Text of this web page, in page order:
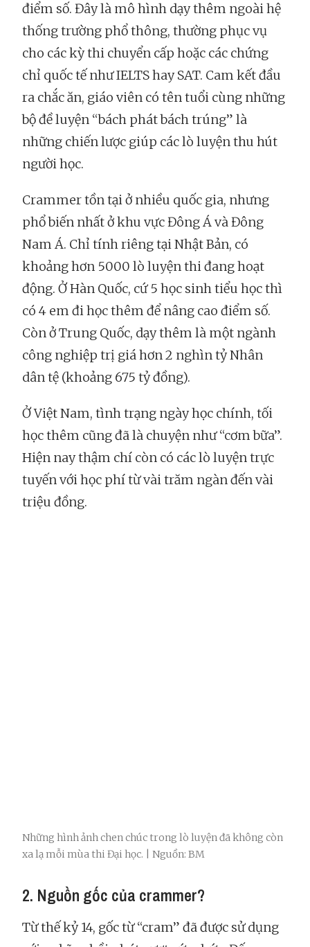
điểm số. Đây là mô hình dạy thêm ngoài hệ
thống trường phổ thông, thường phục vụ
cho các kỳ thi chuyển cấp hoặc các chứng
chỉ quốc tế như IELTS hay SAT. Cam kết đầu
ra chắc ăn, giáo viên có tên tuổi cùng những
bộ đề luyện “bách phát bách trúng” là
những chiến lược giúp các lò luyện thu hút
người học.
Crammer tồn tại ở nhiều quốc gia, nhưng
phổ biến nhất ở khu vực Đông Á và Đông
Nam Á. Chỉ tính riêng tại Nhật Bản, có
khoảng hơn 5000 lò luyện thi đang hoạt
động. Ở Hàn Quốc, cứ 5 học sinh tiểu học thì
có 4 em đi học thêm để nâng cao điểm số.
Còn ở Trung Quốc, dạy thêm là một ngành
công nghiệp trị giá hơn 2 nghìn tỷ Nhân
dân tệ (khoảng 675 tỷ đồng).
Ở Việt Nam, tình trạng ngày học chính, tối
học thêm cũng đã là chuyện như “cơm bữa”.
Hiện nay thậm chí còn có các lò luyện trực
tuyến với học phí từ vài trăm ngàn đến vài
triệu đồng.
Những hình ảnh chen chúc trong lò luyện đã không còn
xa lạ mỗi mùa thi Đại học. | Nguồn: BM
2. Nguồn gốc của crammer?
Từ thế kỷ 14, gốc từ “cram” đã được sử dụng